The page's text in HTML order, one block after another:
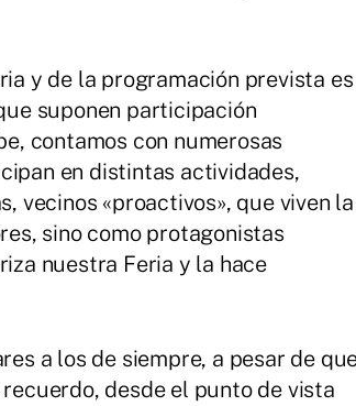
y de la programación prevista es
suponen participación
contamos con numerosas
en distintas actividades,
vecinos «proactivos», que viven la
sino como protagonistas
nuestra Feria y la hace
a los de siempre, a pesar de
desde el punto de vista